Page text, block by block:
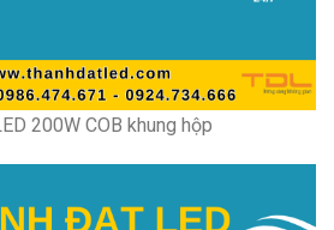
200W COB khung hộp